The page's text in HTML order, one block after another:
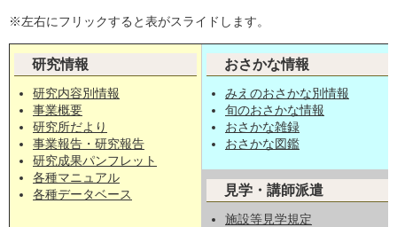
※左右にフリックすると表がスライドします。
研究情報
研究内容別情報
事業概要
研究所だより
事業報告・研究報告
研究成果パンフレット
各種マニュアル
各種データベース
おさかな情報
みえのおさかな別情報
旬のおさかな情報
おさかな雑録
おさかな図鑑
見学・講師派遣
施設等見学規定